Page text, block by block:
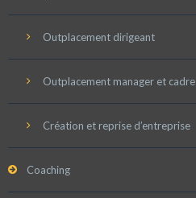
Outplacement dirigeant
Outplacement manager et cadre
Création et reprise d’entreprise
Coaching